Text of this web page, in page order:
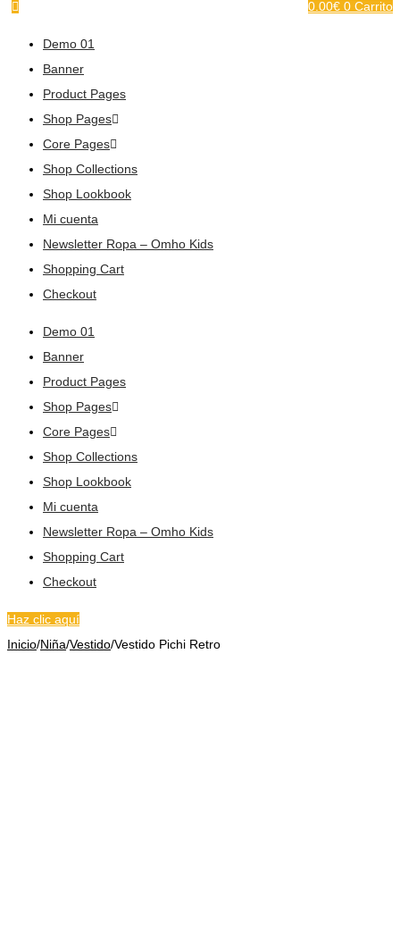
0.00€ 0 Carrito
Demo 01
Banner
Product Pages
Shop Pages
Core Pages
Shop Collections
Shop Lookbook
Mi cuenta
Newsletter Ropa – Omho Kids
Shopping Cart
Checkout
Demo 01
Banner
Product Pages
Shop Pages
Core Pages
Shop Collections
Shop Lookbook
Mi cuenta
Newsletter Ropa – Omho Kids
Shopping Cart
Checkout
Haz clic aquí
Inicio/Niña/Vestido/Vestido Pichi Retro